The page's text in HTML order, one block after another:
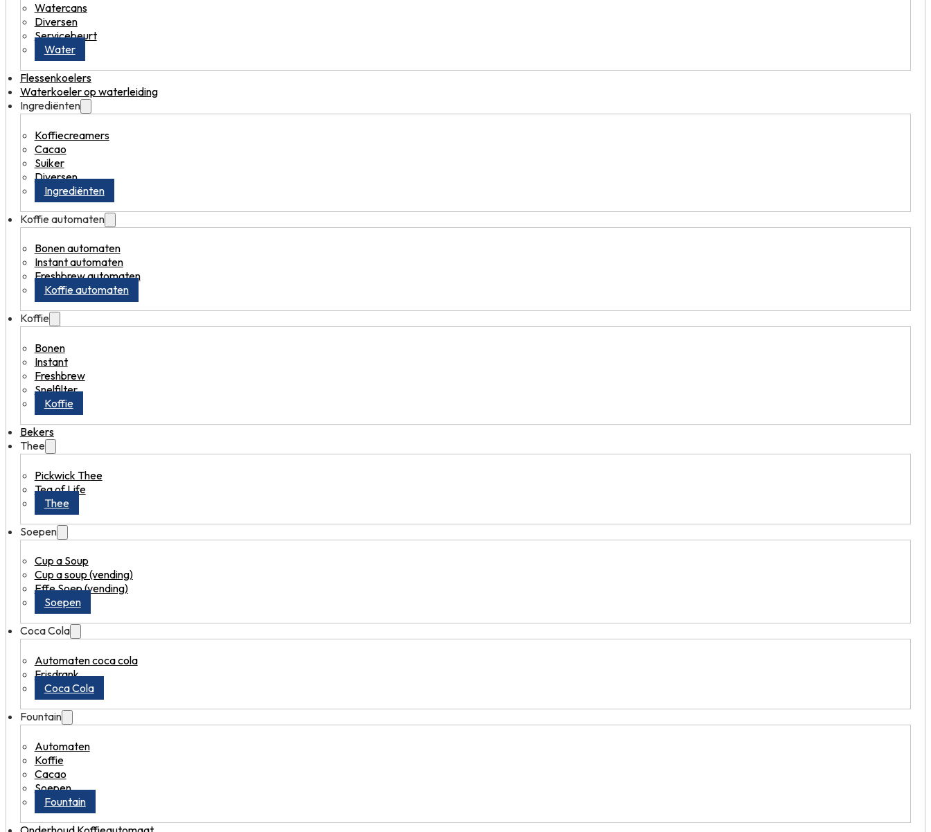
Watercans
Diversen
Servicebeurt
Water
Flessenkoelers
Waterkoeler op waterleiding
Ingrediënten
Koffiecreamers
Cacao
Suiker
Diversen
Ingrediënten
Koffie automaten
Bonen automaten
Instant automaten
Freshbrew automaten
Koffie automaten
Koffie
Bonen
Instant
Freshbrew
Snelfilter
Koffie
Bekers
Thee
Pickwick Thee
Tea of Life
Thee
Soepen
Cup a Soup
Cup a soup (vending)
Effe Soep (vending)
Soepen
Coca Cola
Automaten coca cola
Frisdrank
Coca Cola
Fountain
Automaten
Koffie
Cacao
Soepen
Fountain